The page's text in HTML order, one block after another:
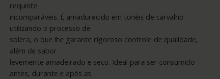
requinte
incomparáveis. É amadurecido em tonéis de carvalho
utilizando o processo de
solera, o que lhe garante rigoroso controle de qualidade,
além de sabor
levemente amadeirado e seco. Ideal para ser consumido
antes, durante e após as